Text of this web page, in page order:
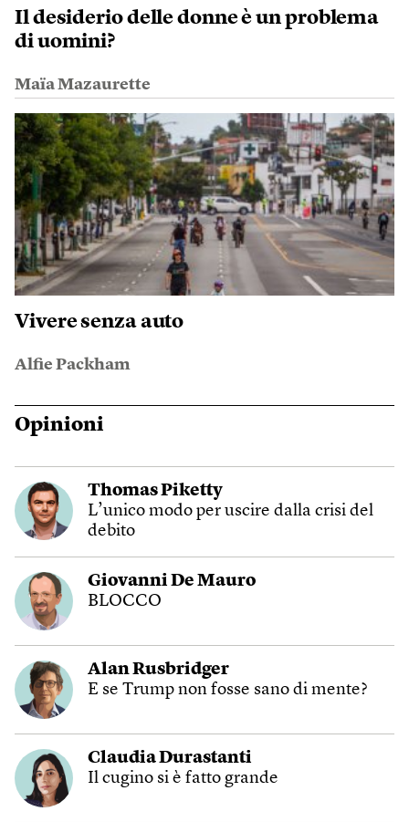
Il desiderio delle donne è un problema
di uomini?
Maïa Mazaurette
Vivere senza auto
Alfie Packham
Opinioni
Thomas Piketty
L’unico modo per uscire dalla crisi del
debito
Giovanni De Mauro
BLOCCO
Alan Rusbridger
E se Trump non fosse sano di mente?
Claudia Durastanti
Il cugino si è fatto grande